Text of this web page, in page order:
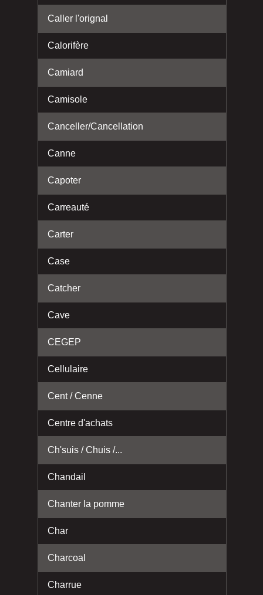
Caller l'orignal
Calorifère
Camiard
Camisole
Canceller/Cancellation
Canne
Capoter
Carreauté
Carter
Case
Catcher
Cave
CEGEP
Cellulaire
Cent / Cenne
Centre d'achats
Ch'suis / Chuis /...
Chandail
Chanter la pomme
Char
Charcoal
Charrue